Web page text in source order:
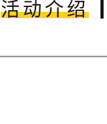
活动介绍